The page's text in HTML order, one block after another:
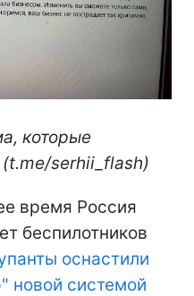
которые
serhii_flash)
время Россия
беспилотников
оснастили
новой системой